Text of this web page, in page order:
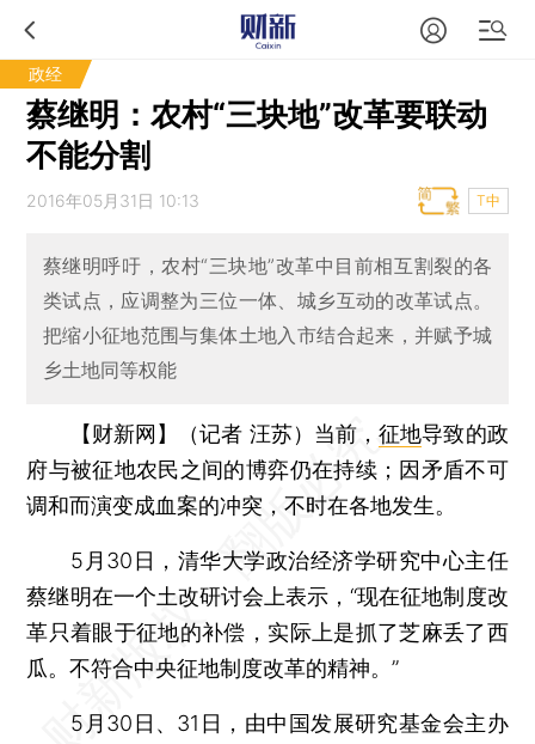
政经
蔡继明：农村“三块地”改革要联动
不能分割
2016年05月31日 10:13 T中
蔡继明呼吁，农村“三块地”改革中目前相互割裂的各
类试点，应调整为三位一体、城乡互动的改革试点。
把缩小征地范围与集体土地入市结合起来，并赋予城
乡土地同等权能
【财新网】（记者 汪苏） 当前，征地导致的政
府与被征地农民之间的博弈仍在持续；因矛盾不可
调和而演变成血案的冲突，不时在各地发生。
5月30日，清华大学政治经济学研究中心主任
蔡继明在一个土改研讨会上表示，“现在征地制度改
革只着眼于征地的补偿，实际上是抓了芝麻丢了西
瓜。不符合中央征地制度改革的精神。”
5月30日、31日，由中国发展研究基金会主办